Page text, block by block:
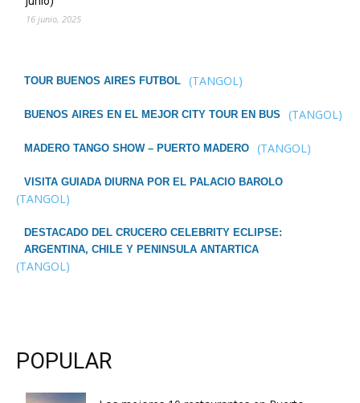
16 junio, 2025
TOUR BUENOS AIRES FUTBOL (TANGOL)
BUENOS AIRES EN EL MEJOR CITY TOUR EN BUS (TANGOL)
MADERO TANGO SHOW – PUERTO MADERO (TANGOL)
VISITA GUIADA DIURNA POR EL PALACIO BAROLO
(TANGOL)
DESTACADO DEL CRUCERO CELEBRITY ECLIPSE:
ARGENTINA, CHILE Y PENINSULA ANTARTICA
(TANGOL)
POPULAR